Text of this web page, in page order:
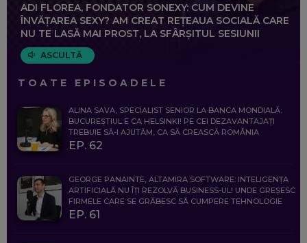
ADI FLOREA, FONDATOR SONEXY: CUM DEVINE
ÎNVĂȚAREA SEXY? AM CREAT REȚEAUA SOCIALĂ CARE
NU TE LASĂ MAI PROST, LA SFÂRȘITUL SESIUNII
ASCULTĂ
TOATE EPISOADELE
ALINA SAVA, SPECIALIST SENIOR LA BANCA MONDIALĂ:
BUCUREȘTIUL E CA HELSINKI! PE CEI DEZAVANTAJAȚI
TREBUIE SĂ-I AJUTĂM, CA SĂ CREASCĂ ROMÂNIA
EP. 62
GEORGE PANAINTE, ALTAMIRA SOFTWARE: INTELIGENȚA
ARTIFICIALĂ NU ÎȚI REZOLVĂ BUSINESS-UL! UNDE GREȘESC
FIRMELE CARE SE GRĂBESC SĂ CUMPERE TEHNOLOGIE
EP. 61